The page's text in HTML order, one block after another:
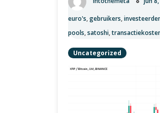
euro's,gebruikers,
pools,satoshi,
Uncategorized